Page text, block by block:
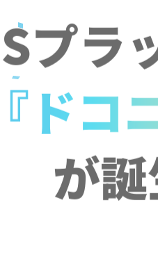
プラ
ドコ
が誕